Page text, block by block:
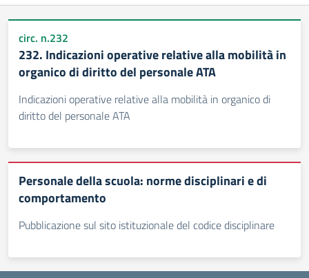
circ. n.232
232. Indicazioni operative relative alla mobilità in
organico di diritto del personale ATA
Indicazioni operative relative alla mobilità in organico di
diritto del personale ATA
Personale della scuola: norme disciplinari e di
comportamento
Pubblicazione sul sito istituzionale del codice disciplinare